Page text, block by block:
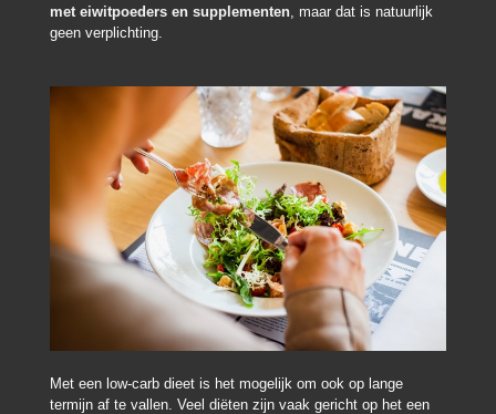
met eiwitpoeders en supplementen, maar dat is natuurlijk
geen verplichting.
Met een low-carb dieet is het mogelijk om ook op lange
termijn af te vallen. Veel diëten zijn vaak gericht op het een